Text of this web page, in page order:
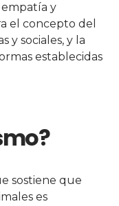
y
el concepto del
y sociales, y la
establecidas
sostiene que
es